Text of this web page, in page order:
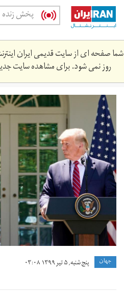
Skip
main
content
پخش زنده
شما صفحه ای از سایت قدیمی ایران
روز نمی شود. برای مشاهده سایت
1.jpg
جهان پنج شنبه, ۵ تیر ۱۳۹۹ ۰۳:۰۸